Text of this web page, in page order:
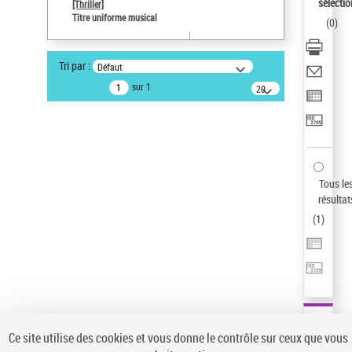
AFFINER
Type de notice d'autorité
[Thriller]
Titre uniforme musical
Tri par : Défaut
sur 1
20
résultats/page
(0)
Tous
(1)
Ce site utilise des cookies et vous donne le contrôle sur ceux que vous